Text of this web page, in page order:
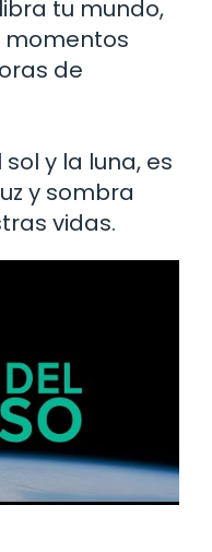
tu mundo,
momentos
de
y la luna, es
y sombra
vidas.